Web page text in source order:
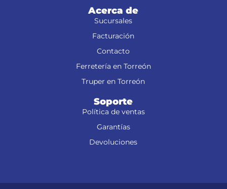
Acerca de
Sucursales
Facturación
Contacto
Ferretería en Torreón
Truper en Torreón
Soporte
Política de ventas
Garantías
Devoluciones